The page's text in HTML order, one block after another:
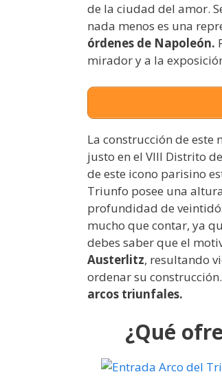
de la ciudad del amor.
nada menos es una
órdenes de Napoleón.
mirador y a la
La construcción de este
justo en el VIII Distrito
de este icono parisino
Triunfo posee una
profundidad de
mucho que contar, ya
debes saber que el
Austerlitz, resultando
ordenar su
arcos triunfales.
¿Qué